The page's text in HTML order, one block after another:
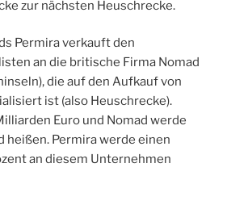
zur nächsten Heuschrecke.
Permira verkauft den
an die britische Firma Nomad
die auf den Aufkauf von
ist (also Heuschrecke).
Euro und Nomad werde
heißen. Permira werde einen
an diesem Unternehmen